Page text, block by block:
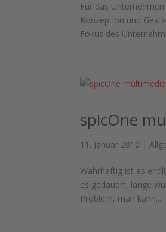
Für das
Konzeption und
Fokus des
spicOne
11. Januar 2010 |
Wahrhaftig ist es
es gedauert, lange
Problem, man kann...